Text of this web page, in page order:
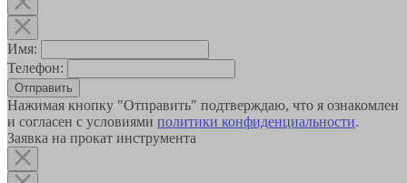
Имя:
Телефон:
Отправить
Нажимая кнопку "Отправить" подтверждаю, что я ознакомлен
и согласен с условиями политики конфиденциальности.
Заявка на прокат инструмента